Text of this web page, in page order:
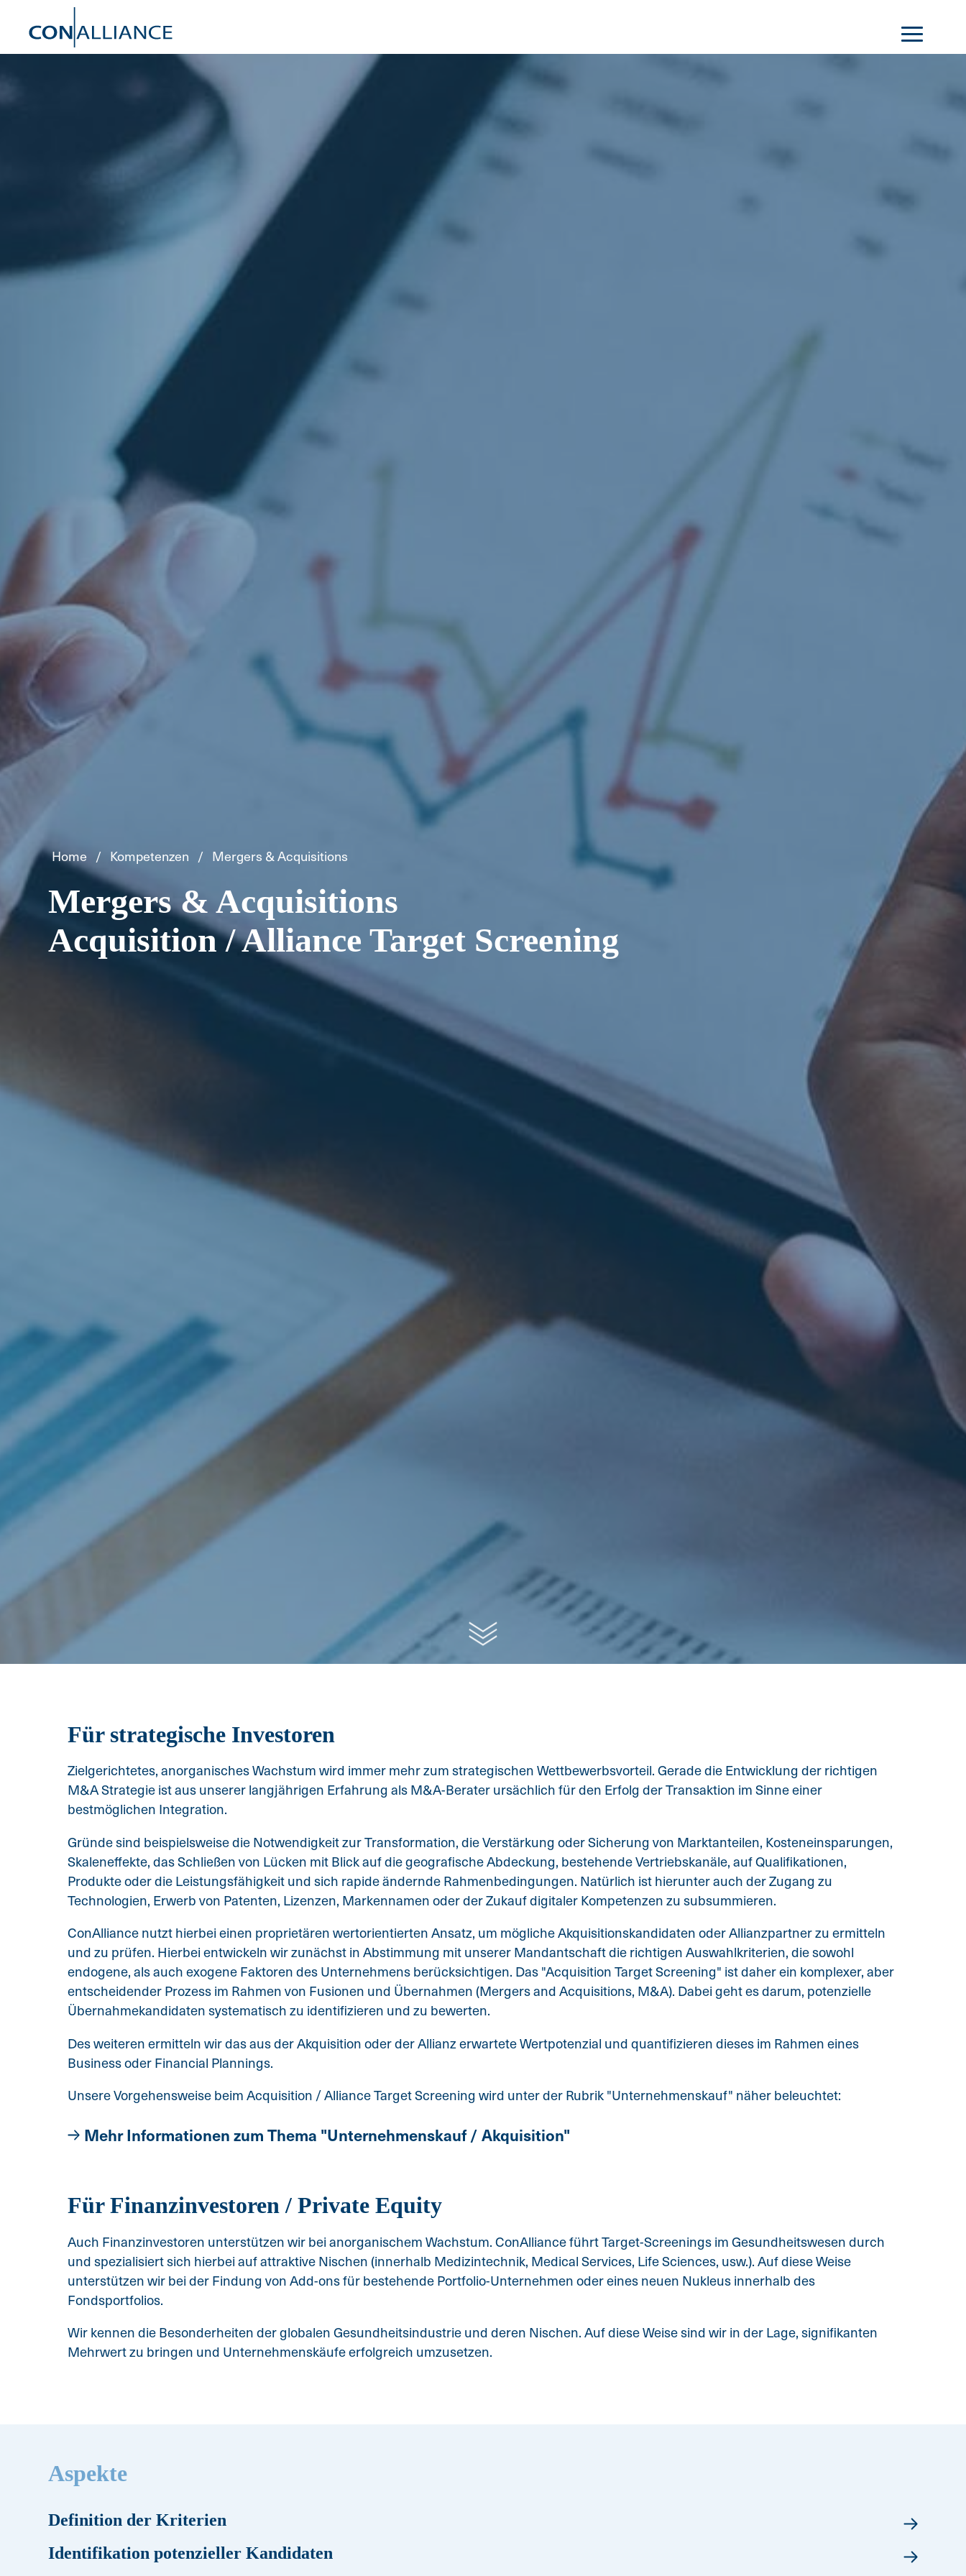
Home Kompetenzen Mergers & Acquisitions
Mergers & Acquisitions
Acquisition / Alliance Target Screening
Für strategische Investoren
Zielgerichtetes, anorganisches Wachstum wird immer mehr zum strategischen Wettbewerbsvorteil. Gerade die Entwicklung der richtigen
M&A Strategie ist aus unserer langjährigen Erfahrung als M&A-Berater ursächlich für den Erfolg der Transaktion im Sinne einer
bestmöglichen Integration.
Gründe sind beispielsweise die Notwendigkeit zur Transformation, die Verstärkung oder Sicherung von Marktanteilen, Kosteneinsparungen,
Skaleneffekte, das Schließen von Lücken mit Blick auf die geografische Abdeckung, bestehende Vertriebskanäle, auf Qualifikationen,
Produkte oder die Leistungsfähigkeit und sich rapide ändernde Rahmenbedingungen. Natürlich ist hierunter auch der Zugang zu
Technologien, Erwerb von Patenten, Lizenzen, Markennamen oder der Zukauf digitaler Kompetenzen zu subsummieren.
ConAlliance nutzt hierbei einen proprietären wertorientierten Ansatz, um mögliche Akquisitionskandidaten oder Allianzpartner zu ermitteln
und zu prüfen. Hierbei entwickeln wir zunächst in Abstimmung mit unserer Mandantschaft die richtigen Auswahlkriterien, die sowohl
endogene, als auch exogene Faktoren des Unternehmens berücksichtigen. Das "Acquisition Target Screening" ist daher ein komplexer, aber
entscheidender Prozess im Rahmen von Fusionen und Übernahmen (Mergers and Acquisitions, M&A). Dabei geht es darum, potenzielle
Übernahmekandidaten systematisch zu identifizieren und zu bewerten.
Des weiteren ermitteln wir das aus der Akquisition oder der Allianz erwartete Wertpotenzial und quantifizieren dieses im Rahmen eines
Business oder Financial Plannings.
Unsere Vorgehensweise beim Acquisition / Alliance Target Screening wird unter der Rubrik "Unternehmenskauf" näher beleuchtet:
Mehr Informationen zum Thema "Unternehmenskauf / Akquisition"
Für Finanzinvestoren / Private Equity
Auch Finanzinvestoren unterstützen wir bei anorganischem Wachstum. ConAlliance führt Target-Screenings im Gesundheitswesen durch
und spezialisiert sich hierbei auf attraktive Nischen (innerhalb Medizintechnik, Medical Services, Life Sciences, usw.). Auf diese Weise
unterstützen wir bei der Findung von Add-ons für bestehende Portfolio-Unternehmen oder eines neuen Nukleus innerhalb des
Fondsportfolios.
Wir kennen die Besonderheiten der globalen Gesundheitsindustrie und deren Nischen. Auf diese Weise sind wir in der Lage, signifikanten
Mehrwert zu bringen und Unternehmenskäufe erfolgreich umzusetzen.
Aspekte
Definition der Kriterien
Identifikation potenzieller Kandidaten